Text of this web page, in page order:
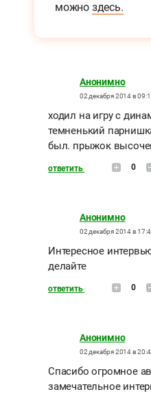
можно здесь.
Анонимно
02 декабря 2014 в
ходил на игру с
темненький
был. прыжок
ответить 0
Анонимно
02 декабря 2014 в
Интересное
делайте
ответить 0
Анонимно
02 декабря 2014 в
Спасибо огромное
замечательное